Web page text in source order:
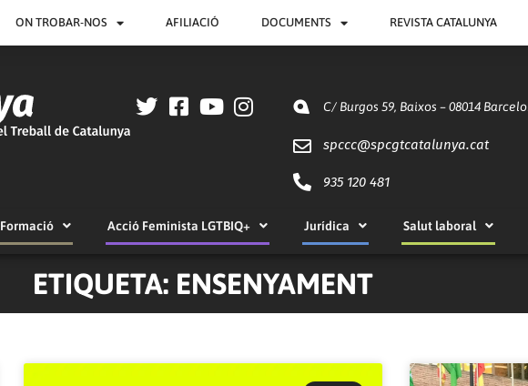
ON TROBAR-NOS AFILIACIÓ DOCUMENTS REVISTA CATALUNYA
C/ Burgos 59, Baixos – 08014
spccc@spcgtcatalunya.cat
935 120 481
Formació Acció Feminista LGTBIQ+ Jurídica Salut laboral
ETIQUETA: ENSENYAMENT